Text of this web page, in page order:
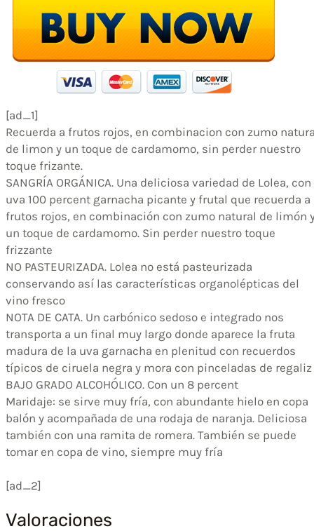
[ad_1]
Recuerda a frutos rojos, en combinacion con zumo
de limon y un toque de cardamomo, sin perder nuestro
toque frizante.
SANGRÍA ORGÁNICA. Una deliciosa variedad de Lolea, con
uva 100 percent garnacha picante y frutal que recuerda a
frutos rojos, en combinación con zumo natural de limón
un toque de cardamomo. Sin perder nuestro toque
frizzante
NO PASTEURIZADA. Lolea no está pasteurizada
conservando así las características organolépticas del
vino fresco
NOTA DE CATA. Un carbónico sedoso e integrado nos
transporta a un final muy largo donde aparece la fruta
madura de la uva garnacha en plenitud con recuerdos
típicos de ciruela negra y mora con pinceladas de regaliz
BAJO GRADO ALCOHÓLICO. Con un 8 percent
Maridaje: se sirve muy fría, con abundante hielo en copa
balón y acompañada de una rodaja de naranja. Deliciosa
también con una ramita de romera. También se puede
tomar en copa de vino, siempre muy fría
[ad_2]
Valoraciones